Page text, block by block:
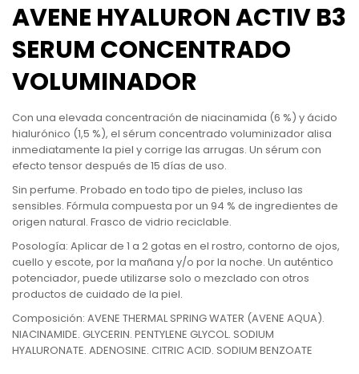
AVENE HYALURON ACTIV B3
SERUM CONCENTRADO
VOLUMINADOR
Con una elevada concentración de niacinamida (6 %) y ácido
hialurónico (1,5 %), el sérum concentrado voluminizador alisa
inmediatamente la piel y corrige las arrugas. Un sérum con
efecto tensor después de 15 días de uso.
Sin perfume. Probado en todo tipo de pieles, incluso las
sensibles. Fórmula compuesta por un 94 % de ingredientes de
origen natural. Frasco de vidrio reciclable.
Posología: Aplicar de 1 a 2 gotas en el rostro, contorno de ojos,
cuello y escote, por la mañana y/o por la noche. Un auténtico
potenciador, puede utilizarse solo o mezclado con otros
productos de cuidado de la piel.
Composición: AVENE THERMAL SPRING WATER (AVENE AQUA).
NIACINAMIDE. GLYCERIN. PENTYLENE GLYCOL. SODIUM
HYALURONATE. ADENOSINE. CITRIC ACID. SODIUM BENZOATE